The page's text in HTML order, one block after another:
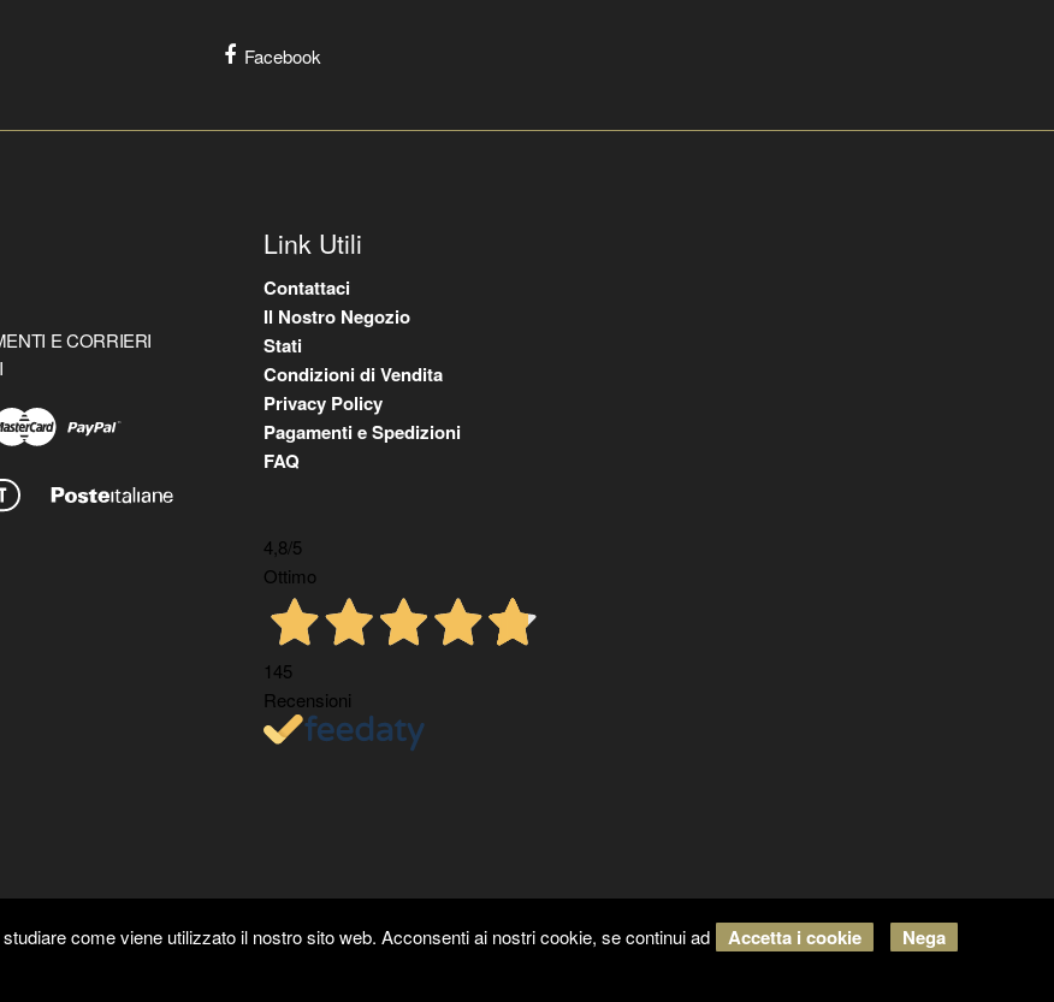
Facebook
E CORRIERI
Link Utili
Contattaci
Il Nostro Negozio
Stati
Condizioni di Vendita
Privacy Policy
Pagamenti e Spedizioni
FAQ
4,8/5
Ottimo
145
Recensioni
come viene utilizzato il nostro sito web. Acconsenti ai nostri cookie, se continui ad
Accetta i cookie Nega